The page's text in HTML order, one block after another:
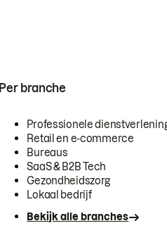
Per branche
Professionele
Retail en e-commerce
Bureaus
SaaS & B2B Tech
Gezondheidszorg
Lokaal bedrijf
Bekijk alle branches